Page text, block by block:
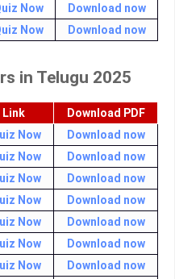
Now
Download now
Now Download now
in Telugu 2025
Link
Download PDF
Now
Download now
Now
Download now
Now
Download now
Now
Download now
Now
Download now
Now
Download now
Now
Download now